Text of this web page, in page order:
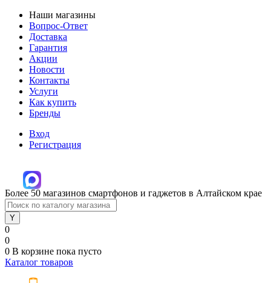
Наши магазины
Вопрос-Ответ
Доставка
Гарантия
Акции
Новости
Контакты
Услуги
Как купить
Бренды
Вход
Регистрация
Более 50 магазинов смартфонов и гаджетов в Алтайском крае
0
0
0 В корзине пока пусто
Каталог товаров